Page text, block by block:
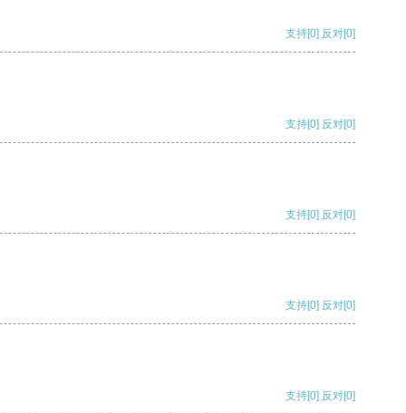
支持[0] 反对[0]
支持[0] 反对[0]
支持[0] 反对[0]
支持[0] 反对[0]
支持[0] 反对[0]